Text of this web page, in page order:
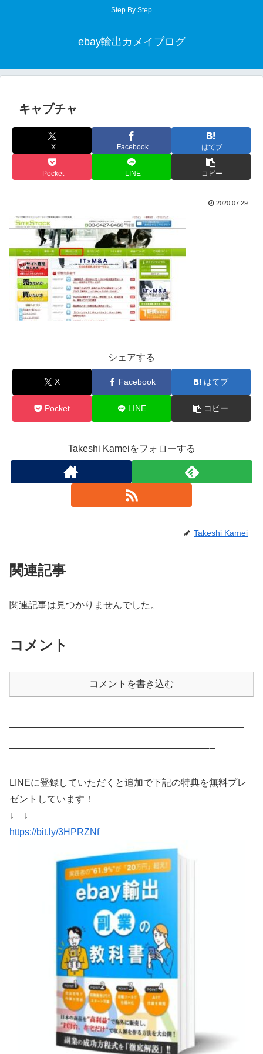
Step By Step
ebay輸出カメイブログ
キャプチャ
X Facebook はてブ
Pocket LINE コピー
2020.07.29
シェアする
X Facebook はてブ
Pocket LINE コピー
Takeshi Kameiをフォローする
Takeshi Kamei
関連記事
関連記事は見つかりませんでした。
コメント
コメントを書き込む
————————————————————
—————————————————–
LINEに登録していただくと追加で下記の特典を無料プレ
ゼントしています！
↓ ↓
https://bit.ly/3HPRZNf